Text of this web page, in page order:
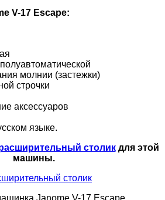
V-17 Escape:
молнии (застежки)
строчки
аксессуаров
языке.
столикдля этой
машины.